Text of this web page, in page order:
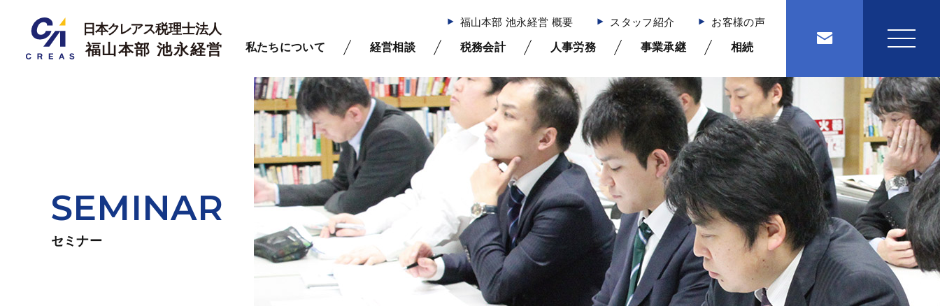
福山本部 池永経営 概要 スタッフ紹介 お客様の声
私たちについて 経営相談 税務会計 人事労務 事業承継 相続
SEMINAR
セミナー